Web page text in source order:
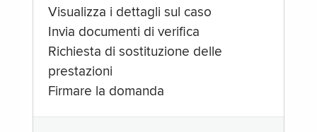
Visualizza i dettagli sul caso
Invia documenti di verifica
Richiesta di sostituzione delle
prestazioni
Firmare la domanda